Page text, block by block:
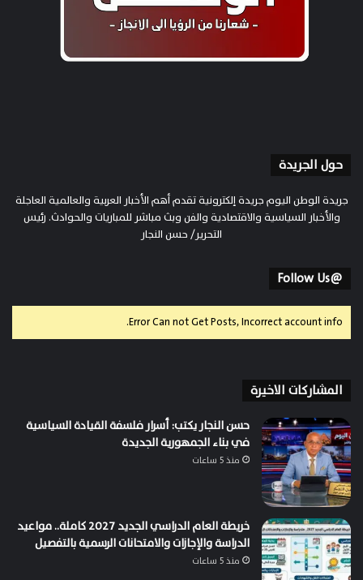
حول الجريدة
جريدة الوطن اليوم جريدة إلكترونية تقدم أهم الأخبار العربية والعالمية العاجلة
والأخبار السياسية والاقتصادية والفن وبث مباشر للمباريات والحوادث. رئيس
التحرير/ حسن النجار
@Follow Us
Error Can not Get Posts, Incorrect account info.
المشاركات الاخيرة
حسن النجار يكتب: أسرار فلسفة القيادة السياسية
في بناء الجمهورية الجديدة
منذ 5 ساعات
خريطة العام الدراسي الجديد 2027 كاملة.. مواعيد
الدراسة والإجازات والامتحانات الرسمية بالتفصيل
منذ 5 ساعات